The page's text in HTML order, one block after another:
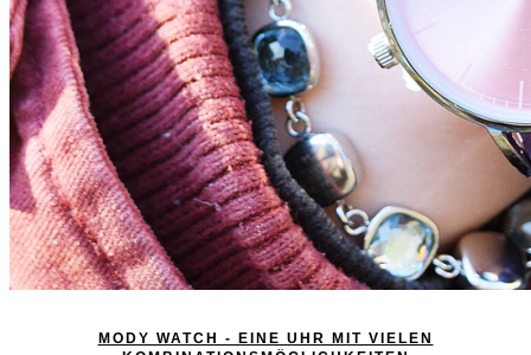
MODY WATCH - EINE UHR MIT VIELEN